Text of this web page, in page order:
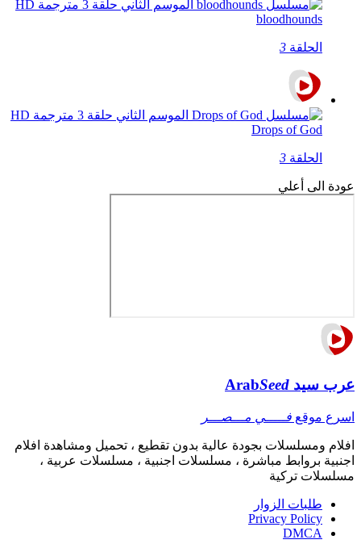
bloodhounds
الحلقة 3
Drops of God
الحلقة 3
عودة الى أعلي
عرب سيد ArabSeed
اسرع موقع فـــــي مـــصـــر
افلام ومسلسلات بجودة عالية بدون تقطيع ، تحميل ومشاهدة افلام
اجنبية بروابط مباشرة ، مسلسلات اجنبية ، مسلسلات عربية ،
مسلسلات تركية
طلبات الزوار
Privacy Policy
DMCA